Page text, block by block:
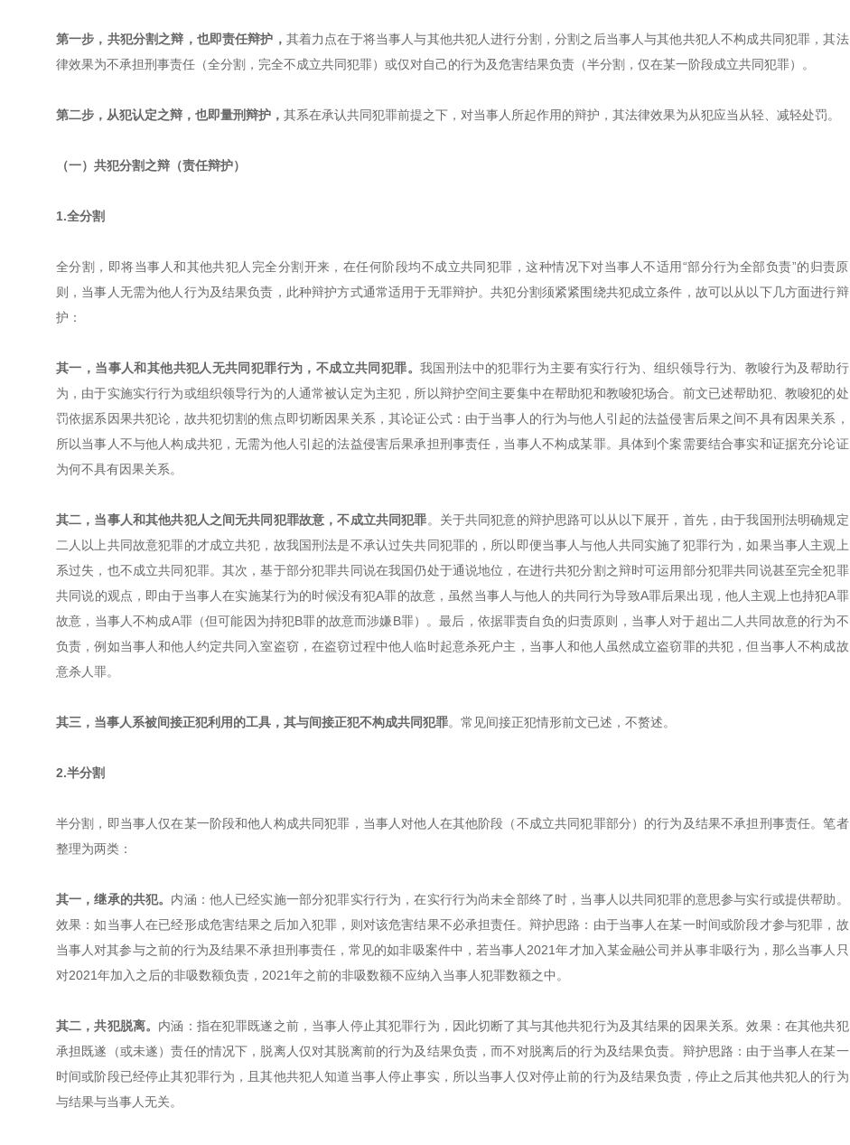
第一步，共犯分割之辩，也即责任辩护， 其着力点在于将当事人与其他共犯人进行分割，分割之后当事人与其他共犯人不构成共同犯罪，其法
律效果为不承担刑事责任（全分割，完全不成立共同犯罪）或仅对自己的行为及危害结果负责（半分割，仅在某一阶段成立共同犯罪）。
第二步，从犯认定之辩，也即量刑辩护， 其系在承认共同犯罪前提之下，对当事人所起作用的辩护，其法律效果为从犯应当从轻、减轻处罚。
（一）共犯分割之辩（责任辩护）
1.全分割
全分割，即将当事人和其他共犯人完全分割开来，在任何阶段均不成立共同犯罪，这种情况下对当事人不适用“部分行为全部负责”的归责原
则，当事人无需为他人行为及结果负责，此种辩护方式通常适用于无罪辩护。共犯分割须紧紧围绕共犯成立条件，故可以从以下几方面进行辩
护：
其一，当事人和其他共犯人无共同犯罪行为，不成立共同犯罪。 我国刑法中的犯罪行为主要有实行行为、组织领导行为、教唆行为及帮助行
为，由于实施实行行为或组织领导行为的人通常被认定为主犯，所以辩护空间主要集中在帮助犯和教唆犯场合。前文已述帮助犯、教唆犯的处
罚依据系因果共犯论，故共犯切割的焦点即切断因果关系，其论证公式：由于当事人的行为与他人引起的法益侵害后果之间不具有因果关系，
所以当事人不与他人构成共犯，无需为他人引起的法益侵害后果承担刑事责任，当事人不构成某罪。具体到个案需要结合事实和证据充分论证
为何不具有因果关系。
其二，当事人和其他共犯人之间无共同犯罪故意，不成立共同犯罪。关于共同犯意的辩护思路可以从以下展开，首先，由于我国刑法明确规定
二人以上共同故意犯罪的才成立共犯，故我国刑法是不承认过失共同犯罪的，所以即便当事人与他人共同实施了犯罪行为，如果当事人主观上
系过失，也不成立共同犯罪。其次，基于部分犯罪共同说在我国仍处于通说地位，在进行共犯分割之辩时可运用部分犯罪共同说甚至完全犯罪
共同说的观点，即由于当事人在实施某行为的时候没有犯A罪的故意，虽然当事人与他人的共同行为导致A罪后果出现，他人主观上也持犯A罪
故意，当事人不构成A罪（但可能因为持犯B罪的故意而涉嫌B罪）。最后，依据罪责自负的归责原则，当事人对于超出二人共同故意的行为不
负责，例如当事人和他人约定共同入室盗窃，在盗窃过程中他人临时起意杀死户主，当事人和他人虽然成立盗窃罪的共犯，但当事人不构成故
意杀人罪。
其三，当事人系被间接正犯利用的工具，其与间接正犯不构成共同犯罪。常见间接正犯情形前文已述，不赘述。
2.半分割
半分割，即当事人仅在某一阶段和他人构成共同犯罪，当事人对他人在其他阶段（不成立共同犯罪部分）的行为及结果不承担刑事责任。笔者
整理为两类：
其一，继承的共犯。 内涵：他人已经实施一部分犯罪实行行为，在实行行为尚未全部终了时，当事人以共同犯罪的意思参与实行或提供帮助。
效果：如当事人在已经形成危害结果之后加入犯罪，则对该危害结果不必承担责任。辩护思路：由于当事人在某一时间或阶段才参与犯罪，故
当事人对其参与之前的行为及结果不承担刑事责任，常见的如非吸案件中，若当事人2021年才加入某金融公司并从事非吸行为，那么当事人只
对2021年加入之后的非吸数额负责，2021年之前的非吸数额不应纳入当事人犯罪数额之中。
其二，共犯脱离。 内涵：指在犯罪既遂之前，当事人停止其犯罪行为，因此切断了其与其他共犯行为及其结果的因果关系。效果：在其他共犯
承担既遂（或未遂）责任的情况下，脱离人仅对其脱离前的行为及结果负责，而不对脱离后的行为及结果负责。辩护思路：由于当事人在某一
时间或阶段已经停止其犯罪行为，且其他共犯人知道当事人停止事实，所以当事人仅对停止前的行为及结果负责，停止之后其他共犯人的行为
与结果与当事人无关。